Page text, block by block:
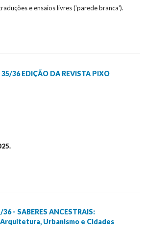
e ensaios livres ('parede branca').
36 EDIÇÃO DA REVISTA PIXO
- SABERES ANCESTRAIS:
Urbanismo e Cidades